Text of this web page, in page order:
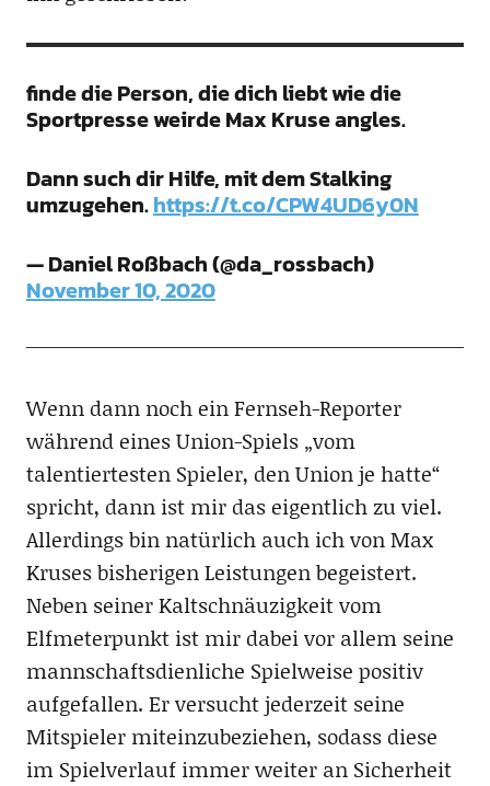
finde die Person, die dich liebt wie die
Sportpresse weirde Max Kruse angles.
Dann such dir Hilfe, mit dem Stalking
umzugehen.https://t.co/CPW4UD6y0N
— Daniel Roßbach (@da_rossbach)
November 10, 2020
Wenn dann noch ein Fernseh-Reporter
während eines Union-Spiels „vom
talentiertesten Spieler, den Union je hatte“
spricht, dann ist mir das eigentlich zu viel.
Allerdings bin natürlich auch ich von Max
Kruses bisherigen Leistungen begeistert.
Neben seiner Kaltschnäuzigkeit vom
Elfmeterpunkt ist mir dabei vor allem seine
mannschaftsdienliche Spielweise positiv
aufgefallen. Er versucht jederzeit seine
Mitspieler miteinzubeziehen, sodass diese
im Spielverlauf immer weiter an Sicherheit